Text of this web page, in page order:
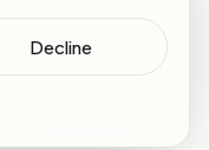
Decline